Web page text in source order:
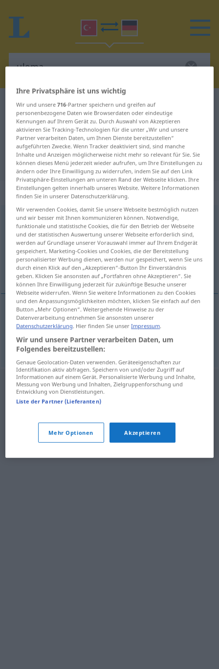
Türkisch-Deutsch Wörterbuch ulema
Türkisch-Deutsch Übersetzung für
"ulema"
"ulema" Deutsch Übersetzung
„ulema“
ulema [ɑː]
Übersicht aller Übersetzungen
(Für mehr Details die Übersetzung anklicken/antippen)
Gelehrte, islamische Theologen
Gelehrte PL ulema HIST
islamische Theologen PL ulema
Ihre Privatsphäre ist uns wichtig
Wir und unsere716-Partner speichern und greifen auf
personenbezogene Daten wie Browserdaten oder eindeutige
Kennungen auf Ihrem Gerät zu. Durch Auswahl von Akzeptieren
aktivieren Sie Tracking-Technologien für die unter „Wir und unsere
Partner verarbeiten Daten, um Ihnen Dienste bereitzustellen“
aufgeführten Zwecke. Wenn Tracker deaktiviert sind, sind manche
Inhalte und Anzeigen möglicherweise nicht mehr so relevant für Sie. Sie
können dieses Menü jederzeit wieder aufrufen, um Ihre Einstellungen zu
ändern oder Ihre Einwilligung zu widerrufen, indem Sie auf den Link
Privatsphäre-Einstellungen am unteren Rand der Webseite klicken. Ihre
Einstellungen gelten innerhalb unseres Website. Weitere Informationen
finden Sie in unserer Datenschutzerklärung.
Wir verwenden Cookies, damit Sie unsere Webseite bestmöglich nutzen
und wir besser mit Ihnen kommunizieren können. Notwendige,
funktionale und statistische Cookies, die für den Betrieb der Webseite
und der statistischen Auswertung unserer Webseite erforderlich sind,
werden auf Grundlage unserer Vorauswahl immer auf Ihrem Endgerät
gespeichert. Marketing-Cookies und Cookies, die der Bereitstellung
personalisierter Werbung dienen, werden nur gespeichert, wenn Sie uns
durch einen Klick auf den „Akzeptieren“-Button Ihr Einverständnis
geben. Klicken Sie ansonsten auf „Fortfahren ohne Akzeptieren“. Sie
können Ihre Einwilligung jederzeit für zukünftige Besuche unserer
Webseite widerrufen. Wenn Sie weitere Informationen zu den Cookies
und den Anpassungsmöglichkeiten möchten, klicken Sie einfach auf den
Button „Mehr Optionen“. Weitergehende Hinweise zu der
Datenverarbeitung entnehmen Sie ansonsten unserer
Datenschutzerklärung. Hier finden Sie unserImpressum.
Wir und unsere Partner verarbeiten Daten, um
Folgendes bereitzustellen:
Genaue Geolocation-Daten verwenden. Geräteeigenschaften zur
Identifikation aktiv abfragen. Speichern von und/oder Zugriff auf
Informationen auf einem Gerät. Personalisierte Werbung und Inhalte,
Messung von Werbung und Inhalten, Zielgruppenforschung und
Entwicklung von Dienstleistungen.
Liste der Partner (Lieferanten)
Mehr Optionen Akzeptieren